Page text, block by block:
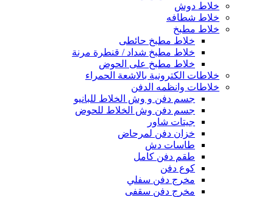
خلاط دوش
خلاط شطافه
خلاط مطبخ
خلاط مطبخ حائطى
خلاط مطبخ شداد / قنطرة مرنة
خلاط مطبخ على الحوض
خلاطات الكترونية بالاشعة الحمراء
خلاطات وانظمه الدفن
جسم دفن و وش الخلاط للبانيو
جسم دفن وش الخلاط للحوض
جيتات شاور
خزان دفن لمرحاض
طاسات دش
طقم دفن كامل
كوع دفن
مخرج دفن سفلي
مخرج دفن سقفى